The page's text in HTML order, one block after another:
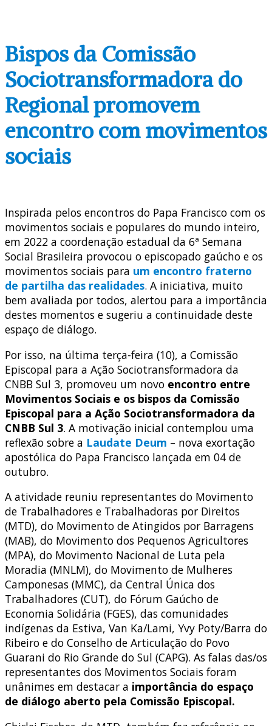
Bispos da Comissão
Sociotransformadora do
Regional promovem
encontro com movimentos
sociais
Inspirada pelos encontros do Papa Francisco com os
movimentos sociais e populares do mundo inteiro,
em 2022 a coordenação estadual da 6ª Semana
Social Brasileira provocou o episcopado gaúcho e os
movimentos sociais para um encontro fraterno
de partilha das realidades. A iniciativa, muito
bem avaliada por todos, alertou para a importância
destes momentos e sugeriu a continuidade deste
espaço de diálogo.
Por isso, na última terça-feira (10), a Comissão
Episcopal para a Ação Sociotransformadora da
CNBB Sul 3, promoveu um novo encontro entre
Movimentos Sociais e os bispos da Comissão
Episcopal para a Ação Sociotransformadora da
CNBB Sul 3. A motivação inicial contemplou uma
reflexão sobre a Laudate Deum – nova exortação
apostólica do Papa Francisco lançada em 04 de
outubro.
A atividade reuniu representantes do Movimento
de Trabalhadores e Trabalhadoras por Direitos
(MTD), do Movimento de Atingidos por Barragens
(MAB), do Movimento dos Pequenos Agricultores
(MPA), do Movimento Nacional de Luta pela
Moradia (MNLM), do Movimento de Mulheres
Camponesas (MMC), da Central Única dos
Trabalhadores (CUT), do Fórum Gaúcho de
Economia Solidária (FGES), das comunidades
indígenas da Estiva, Van Ka/Lami, Yvy Poty/Barra do
Ribeiro e do Conselho de Articulação do Povo
Guarani do Rio Grande do Sul (CAPG). As falas das/os
representantes dos Movimentos Sociais foram
unânimes em destacar a importância do espaço
de diálogo aberto pela Comissão Episcopal.